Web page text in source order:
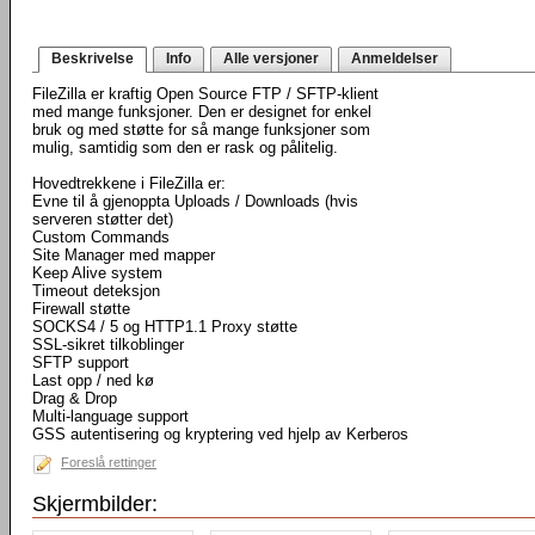
Beskrivelse Info Alle versjoner Anmeldelser
FileZilla er kraftig Open Source FTP / SFTP-klient
med mange funksjoner. Den er designet for enkel
bruk og med støtte for så mange funksjoner som
mulig, samtidig som den er rask og pålitelig.
Hovedtrekkene i FileZilla er:
Evne til å gjenoppta Uploads / Downloads (hvis
serveren støtter det)
Custom Commands
Site Manager med mapper
Keep Alive system
Timeout deteksjon
Firewall støtte
SOCKS4 / 5 og HTTP1.1 Proxy støtte
SSL-sikret tilkoblinger
SFTP support
Last opp / ned kø
Drag & Drop
Multi-language support
GSS autentisering og kryptering ved hjelp av Kerberos
Foreslå rettinger
Skjermbilder: